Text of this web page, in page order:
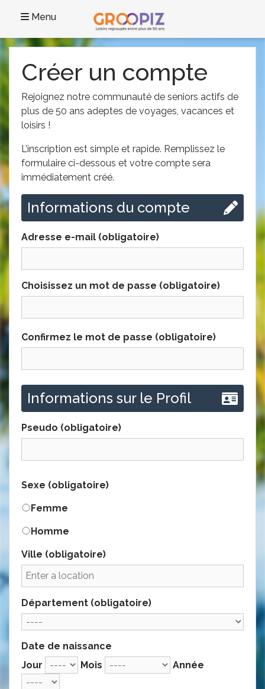
Menu
Créer un compte
Rejoignez notre communauté de seniors actifs de
plus de 50 ans adeptes de voyages, vacances et
loisirs !
L’inscription est simple et rapide. Remplissez le
formulaire ci-dessous et votre compte sera
immédiatement créé.
Informations du compte
Adresse e-mail (obligatoire)
Choisissez un mot de passe (obligatoire)
Confirmez le mot de passe (obligatoire)
Informations sur le Profil
Pseudo (obligatoire)
Sexe (obligatoire)
Femme
Homme
Ville (obligatoire)
Département (obligatoire)
Date de naissance
Jour
Mois Année